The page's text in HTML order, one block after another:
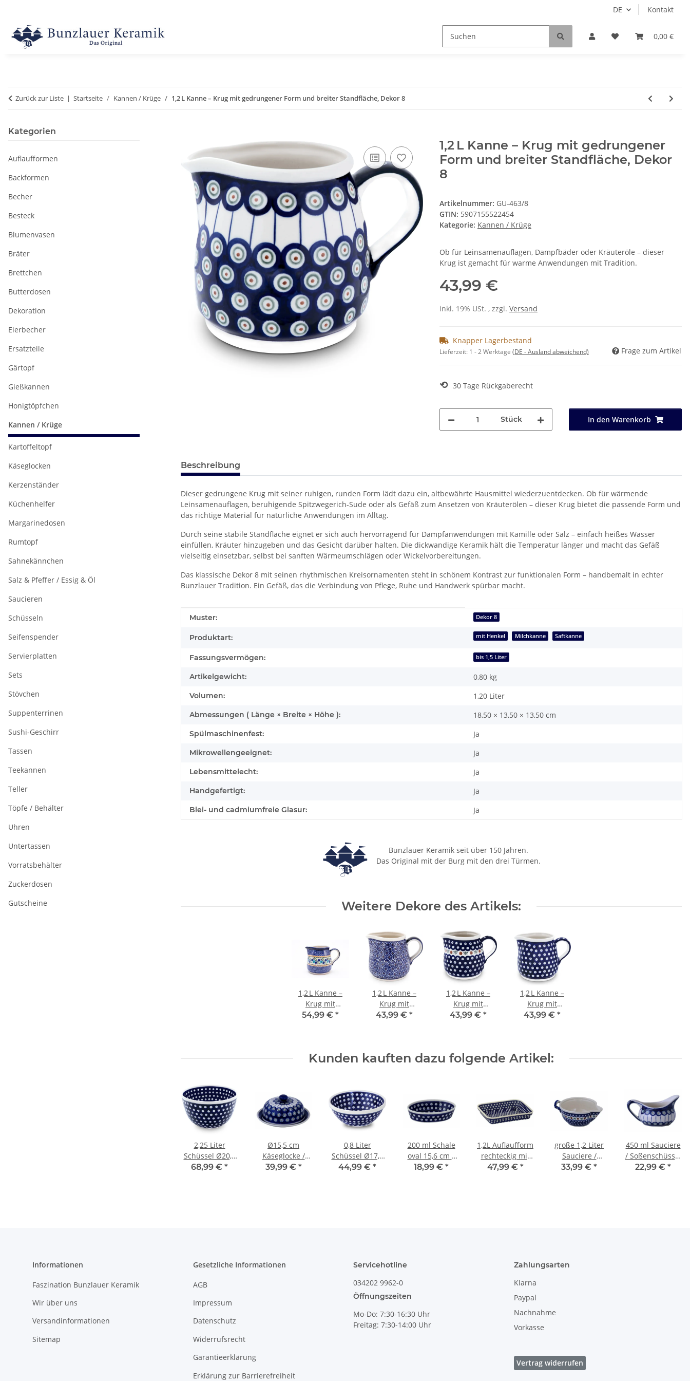
DE Kontakt
0,00 €
Zurück zur Liste Startseite Kannen / Krüge 1,2 L Kanne – Krug mit gedrungener Form und breiter Standfläche, Dekor 8
1,2 L Kanne – Krug mit gedrungener
Form und breiter Standfläche, Dekor
8
Artikelnummer: GU-463/8
GTIN: 5907155522454
Kategorie: Kannen / Krüge
Ob für Leinsamenauflagen, Dampfbäder oder Kräuteröle – dieser
Krug ist gemacht für warme Anwendungen mit Tradition.
43,99 €
inkl. 19% USt. , zzgl. Versand
Knapper Lagerbestand
Lieferzeit: 1 - 2 Werktage (DE - Ausland abweichend) Frage zum Artikel
⟲ 30 Tage Rückgaberecht
Stück In den Warenkorb
Beschreibung
Dieser gedrungene Krug mit seiner ruhigen, runden Form lädt dazu ein, altbewährte Hausmittel wiederzuentdecken. Ob für wärmende
Leinsamenauflagen, beruhigende Spitzwegerich-Sude oder als Gefäß zum Ansetzen von Kräuterölen – dieser Krug bietet die passende Form und
das richtige Material für natürliche Anwendungen im Alltag.
Durch seine stabile Standfläche eignet er sich auch hervorragend für Dampfanwendungen mit Kamille oder Salz – einfach heißes Wasser
einfüllen, Kräuter hinzugeben und das Gesicht darüber halten. Die dickwandige Keramik hält die Temperatur länger und macht das Gefäß
vielseitig einsetzbar, selbst bei sanften Wärmeumschlägen oder Wickelvorbereitungen.
Das klassische Dekor 8 mit seinen rhythmischen Kreisornamenten steht in schönem Kontrast zur funktionalen Form – handbemalt in echter
Bunzlauer Tradition. Ein Gefäß, das die Verbindung von Pflege, Ruhe und Handwerk spürbar macht.
Produkteigenschaft
Wert
Muster: Dekor 8
Produktart: mit Henkel Milchkanne Saftkanne
Fassungsvermögen: bis 1,5 Liter
Artikelgewicht: 0,80 kg
Volumen: 1,20 Liter
Abmessungen ( Länge × Breite × Höhe ): 18,50 × 13,50 × 13,50 cm
Spülmaschinenfest: Ja
Mikrowellengeeignet: Ja
Lebensmittelecht: Ja
Handgefertigt: Ja
Blei- und cadmiumfreie Glasur: Ja
Bunzlauer Keramik seit über 150 Jahren.
Das Original mit der Burg mit den drei Türmen.
Weitere Dekore des Artikels:
1,2 L Kanne –
Krug mit
gedrungener
Dekor 1154a
54,99 € *
1,2 L Kanne –
Krug mit
gedrungener
Dekor 120
43,99 € *
1,2 L Kanne –
Krug mit
gedrungener
Dekor 41
43,99 € *
1,2 L Kanne –
Krug mit
gedrungener
Dekor 42
43,99 € *
Kunden kauften dazu folgende Artikel:
2,25 Liter
Schüssel Ø20,5
cm mit
68,99 € *
Ø15,5 cm
Käseglocke /
Butterdose für
39,99 € *
0,8 Liter
Schüssel Ø17,8
cm robust,
44,99 € *
200 ml Schale
oval 15,6 cm –
kleine
18,99 € *
1,2L Auflaufform
rechteckig mit
4,5 cm
47,99 € *
große 1,2 Liter
Sauciere /
Soßenschüssel
33,99 € *
450 ml Sauciere
/ Soßenschüssel
18x9,6cm, Dekor
22,99 € *
Kategorien
Auflaufformen
Backformen
Becher
Besteck
Blumenvasen
Bräter
Brettchen
Butterdosen
Dekoration
Eierbecher
Ersatzteile
Gärtopf
Gießkannen
Honigtöpfchen
Kannen / Krüge
Kartoffeltopf
Käseglocken
Kerzenständer
Küchenhelfer
Margarinedosen
Rumtopf
Sahnekännchen
Salz & Pfeffer / Essig & Öl
Saucieren
Schüsseln
Seifenspender
Servierplatten
Sets
Stövchen
Suppenterrinen
Sushi-Geschirr
Tassen
Teekannen
Teller
Töpfe / Behälter
Uhren
Untertassen
Vorratsbehälter
Zuckerdosen
Gutscheine
Informationen
Faszination Bunzlauer Keramik
Wir über uns
Versandinformationen
Sitemap
Gesetzliche Informationen
AGB
Impressum
Datenschutz
Widerrufsrecht
Garantieerklärung
Erklärung zur Barrierefreiheit
Servicehotline
034202 9962-0
Öffnungszeiten
Mo-Do: 7:30-16:30 Uhr
Freitag: 7:30-14:00 Uhr
Zahlungsarten
Klarna
Paypal
Nachnahme
Vorkasse
Vertrag widerrufen